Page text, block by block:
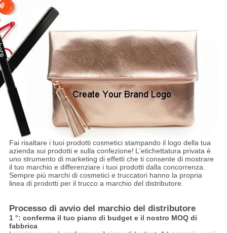
Fai risaltare i tuoi prodotti cosmetici stampando il logo della tua
azienda sui prodotti e sulla confezione! L'etichettatura privata è
uno strumento di marketing di effetti che ti consente di mostrare
il tuo marchio e differenziare i tuoi prodotti dalla concorrenza.
Sempre più marchi di cosmetici e truccatori hanno la propria
linea di prodotti per il trucco a marchio del distributore.
Processo di avvio del marchio del distributore
1 °: conferma il tuo piano di budget e il nostro MOQ di
fabbrica